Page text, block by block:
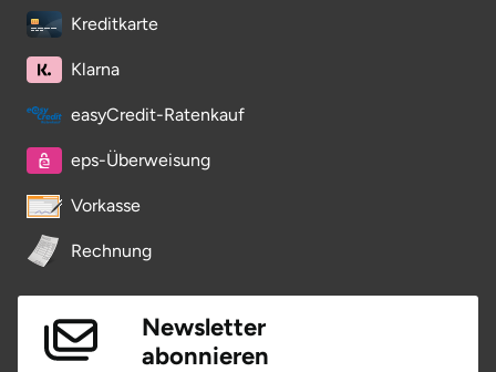
Kreditkarte
Klarna
easyCredit-Ratenkauf
eps-Überweisung
Vorkasse
Rechnung
Newsletter
abonnieren
Schwabach
Schweinfurt
Schwerin
Speyer